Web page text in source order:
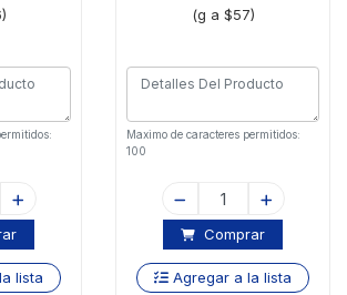
lista
(g a $57)
Maximo de caracteres permitidos:
100
Comprar
Agregar a la lista